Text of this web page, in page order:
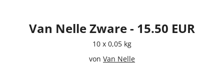
Van Nelle Zware - 15.50 EUR
10 x 0,05 kg
von Van Nelle